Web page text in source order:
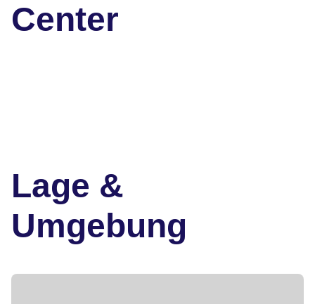
Center
Lage &
Umgebung